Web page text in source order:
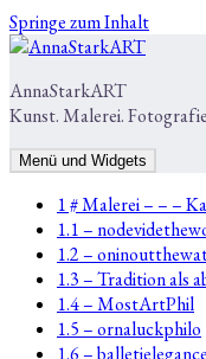
Springe zum Inhalt
AnnaStarkART
Kunst. Malerei.
Menü und Widgets
1 # Malerei – – –
1.1 –
1.2 –
1.3 – Tradition als
1.4 – MostArtPhil
1.5 – ornaluckphilo
1.6 – balletielegance